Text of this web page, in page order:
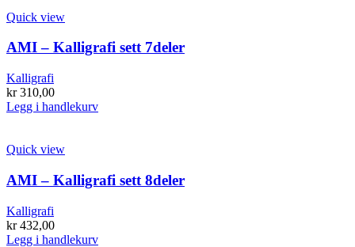
Quick view
AMI – Kalligrafi sett 7deler
Kalligrafi
kr310,00
Legg i handlekurv
Quick view
AMI – Kalligrafi sett 8deler
Kalligrafi
kr432,00
Legg i handlekurv